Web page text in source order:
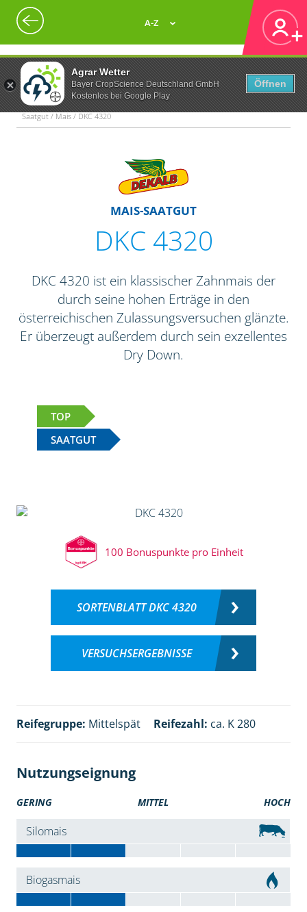
Agrar Wetter
Bayer CropScience Deutschland GmbH
Kostenlos bei Google Play
Öffnen
A-Z
Saatgut / Mais / DKC 4320
MAIS-SAATGUT
DKC 4320
DKC 4320 ist ein klassischer Zahnmais der
durch seine hohen Erträge in den
österreichischen Zulassungsversuchen glänzte.
Er überzeugt außerdem durch sein exzellentes
Dry Down.
TOP
SAATGUT
100 Bonuspunkte pro Einheit
SORTENBLATT DKC 4320
VERSUCHSERGEBNISSE
Reifegruppe: Mittelspät Reifezahl: ca. K 280
Nutzungseignung
GERING MITTEL HOCH
Silomais
Biogasmais